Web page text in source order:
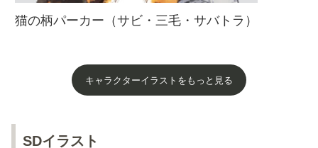
猫の柄パーカー（サビ・三毛・サバトラ）
キャラクターイラストをもっと見る
SDイラスト